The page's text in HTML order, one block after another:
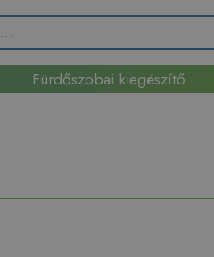
Fürdőszobai kiegészítő